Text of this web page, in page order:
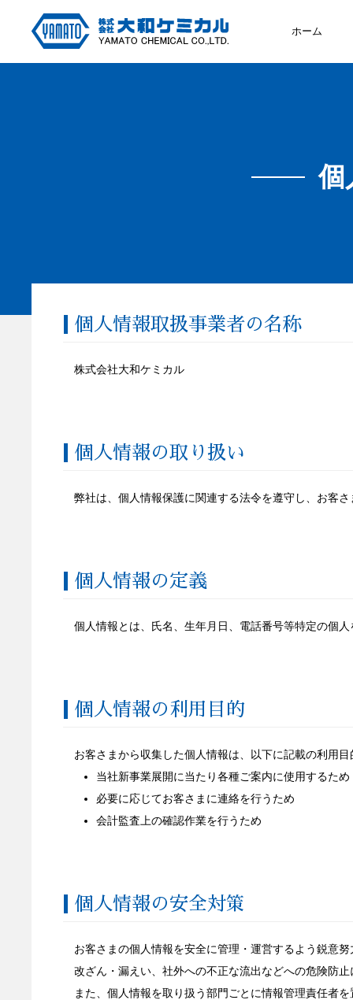
ホーム
個
個人情報取扱事業者の名称
株式会社大和ケミカル
個人情報の取り扱い
弊社は、個人情報保護に関連する法令を遵守し、お客
個人情報の定義
個人情報とは、氏名、生年月日、電話番号等特定の個
個人情報の利用目的
お客さまから収集した個人情報は、以下に記載の利用
当社新事業展開に当たり各種ご案内に使用するため
必要に応じてお客さまに連絡を行うため
会計監査上の確認作業を行うため
個人情報の安全対策
お客さまの個人情報を安全に管理・運営するよう鋭意
改ざん・漏えい、社外への不正な流出などへの危険防
また、個人情報を取り扱う部門ごとに情報管理責任者